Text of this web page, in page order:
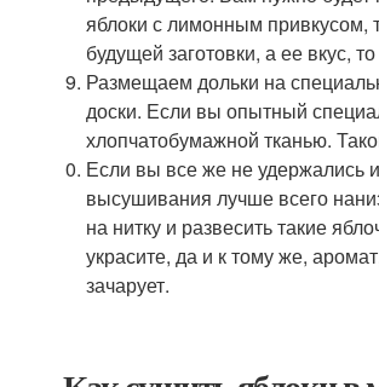
яблоки с лимонным привкусом,
будущей заготовки, а ее вкус,
Размещаем дольки на
доски. Если вы опытный
хлопчатобумажной тканью.
Если вы все же не удержались
высушивания лучше всего
на нитку и развесить такие
украсите, да и к тому же,
зачарует.